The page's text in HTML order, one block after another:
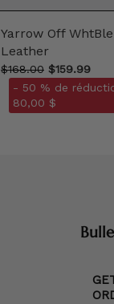
Yarrow Off
Leather
$168.00 $159.99
- 50 % de
80,00 $